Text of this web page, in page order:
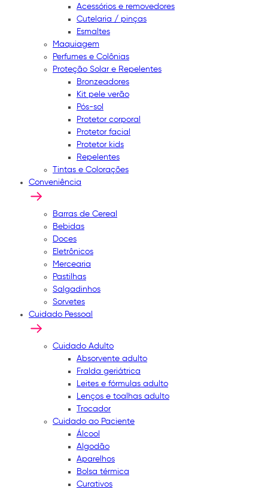
Acessórios e removedores
Cutelaria / pinças
Esmaltes
Maquiagem
Perfumes e Colônias
Proteção Solar e Repelentes
Bronzeadores
Kit pele verão
Pós-sol
Protetor corporal
Protetor facial
Protetor kids
Repelentes
Tintas e Colorações
Conveniência
Barras de Cereal
Bebidas
Doces
Eletrônicos
Mercearia
Pastilhas
Salgadinhos
Sorvetes
Cuidado Pessoal
Cuidado Adulto
Absorvente adulto
Fralda geriátrica
Leites e fórmulas adulto
Lenços e toalhas adulto
Trocador
Cuidado ao Paciente
Álcool
Algodão
Aparelhos
Bolsa térmica
Curativos